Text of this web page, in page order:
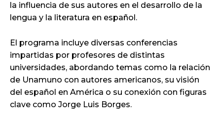
la influencia de sus autores en el desarrollo de la
lengua y la literatura en español.
El programa incluye diversas conferencias
impartidas por profesores de distintas
universidades, abordando temas como la relación
de Unamuno con autores americanos, su visión
del español en América o su conexión con figuras
clave como Jorge Luis Borges.